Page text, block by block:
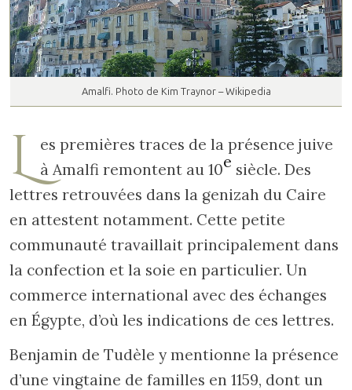
Amalfi. Photo de Kim Traynor – Wikipedia
L es premières traces de la présence juive
à Amalfi remontent au 10e siècle. Des
lettres retrouvées dans la genizah du Caire
en attestent notamment. Cette petite
communauté travaillait principalement dans
la confection et la soie en particulier. Un
commerce international avec des échanges
en Égypte, d’où les indications de ces lettres.
Benjamin de Tudèle y mentionne la présence
d’une vingtaine de familles en 1159, dont un